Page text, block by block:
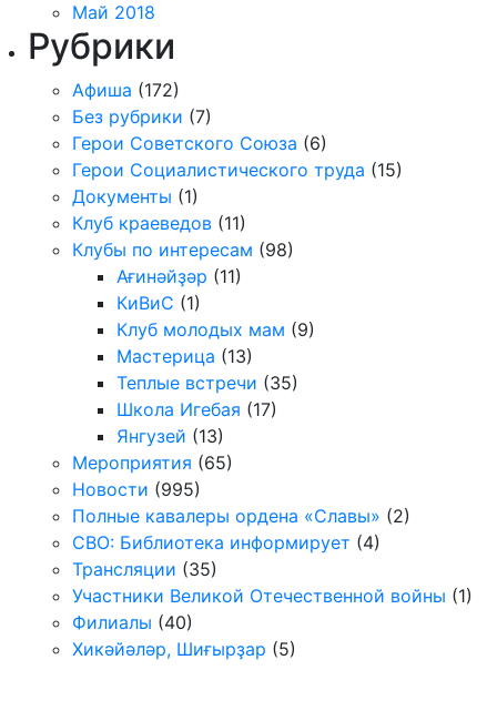
Май 2018
Рубрики
Афиша (172)
Без рубрики (7)
Герои Советского Союза (6)
Герои Социалистического труда (15)
Документы (1)
Клуб краеведов (11)
Клубы по интересам (98)
Ағинәйҙәр (11)
КиВиС (1)
Клуб молодых мам (9)
Мастерица (13)
Теплые встречи (35)
Школа Игебая (17)
Янгузей (13)
Мероприятия (65)
Новости (995)
Полные кавалеры ордена «Славы» (2)
СВО: Библиотека информирует (4)
Трансляции (35)
Участники Великой Отечественной войны (1)
Филиалы (40)
Хикәйәләр, Шиғырҙар (5)